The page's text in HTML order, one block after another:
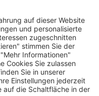
UNS
Widerrufsrecht